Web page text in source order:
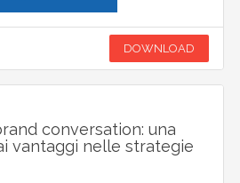
DOWNLOAD
conversation: una
vantaggi nelle strategie